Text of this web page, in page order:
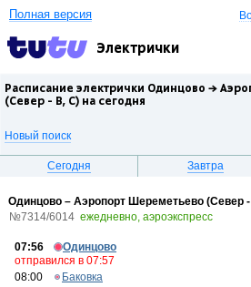
Полная версия
Электрички
Расписание электрички Одинцово →
(Север - B, C) на сегодня
Новый поиск
Сегодня Завтра
Одинцово – Аэропорт Шереметьево (Север -
№7314/6014 ежедневно, аэроэкспресс
07:56
Одинцово
отправился в 07:57
08:00
Баковка